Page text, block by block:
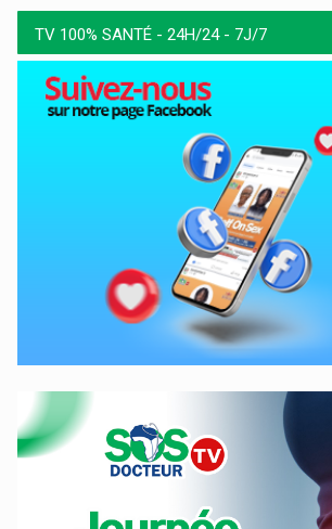
TV 100% SANTÉ - 24H/24 - 7J/7